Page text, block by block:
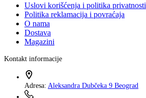
Uslovi korišćenja i politika privatnosti
Politika reklamacija i povraćaja
O nama
Dostava
Magazini
Kontakt informacije
Adresa: Aleksandra Dubčeka 9 Beograd